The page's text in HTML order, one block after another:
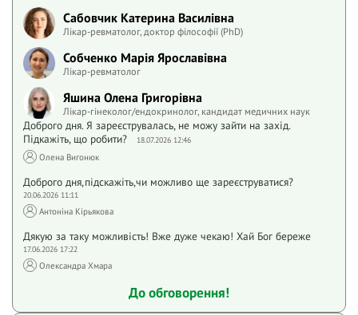
Сабовчик Катерина Василівна
Лікар-ревматолог, доктор філософії (PhD)
Собченко Марія Ярославівна
Лікар-ревматолог
Яшина Олена Григорівна
Лікар-гінеколог/ендокринолог, кандидат медичних наук
Доброго дня. Я зареєструвалась, не можу зайти на захід.
Підкажіть, що робити?
18.07.2026 12:46
Олена Вигонюк
Доброго дня,підскажіть,чи можливо ще зареєструватися?
20.06.2026 11:11
Антоніна Кірьякова
Дякую за таку можливість! Вже дуже чекаю! Хай Бог береже
17.06.2026 17:22
Олександра Хмара
До обговорення!